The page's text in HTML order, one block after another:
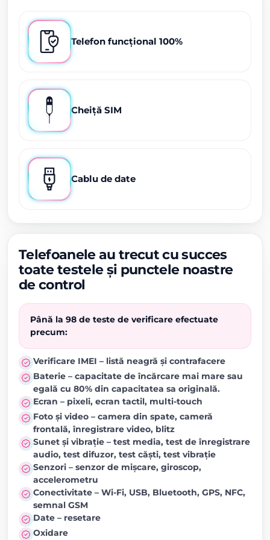
Telefon funcțional 100%
Cheiță SIM
Cablu de date
Telefoanele au trecut cu succes
toate testele și punctele noastre
de control
Până la 98 de teste de verificare efectuate
precum:
Verificare IMEI – listă neagră și contrafacere
Baterie – capacitate de încărcare mai mare sau
egală cu 80% din capacitatea sa originală.
Ecran – pixeli, ecran tactil, multi-touch
Foto și video – camera din spate, cameră
frontală, înregistrare video, blitz
Sunet și vibrație – test media, test de înregistrare
audio, test difuzor, test căști, test vibrație
Senzori – senzor de mișcare, giroscop,
accelerometru
Conectivitate – Wi-Fi, USB, Bluetooth, GPS, NFC,
semnal GSM
Date – resetare
Oxidare